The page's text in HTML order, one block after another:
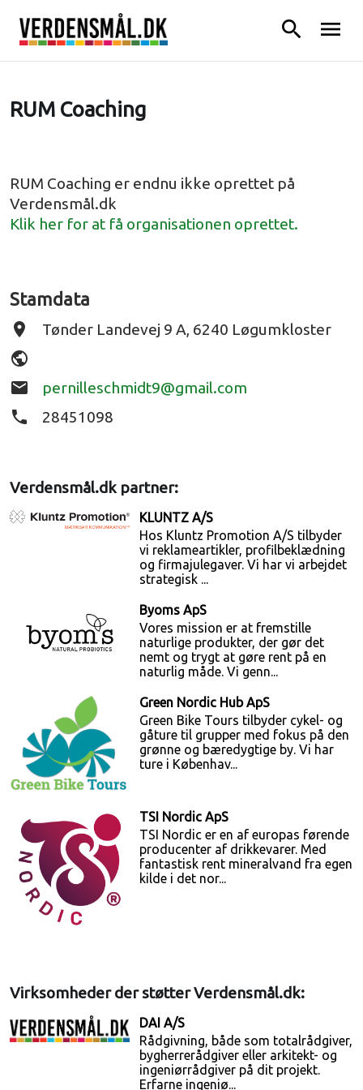
search menu
RUM Coaching
RUM Coaching er endnu ikke oprettet på
Verdensmål.dk
Klik her for at få organisationen oprettet.
Stamdata
place Tønder Landevej 9 A, 6240 Løgumkloster
public
email
pernilleschmidt9@gmail.com
phone 28451098
Verdensmål.dk partner:
KLUNTZ A/S
Hos Kluntz Promotion A/S tilbyder
vi reklameartikler, profilbeklædning
og firmajulegaver. Vi har vi arbejdet
strategisk ...
Byoms ApS
Vores mission er at fremstille
naturlige produkter, der gør det
nemt og trygt at gøre rent på en
naturlig måde. Vi genn...
Green Nordic Hub ApS
Green Bike Tours tilbyder cykel- og
gåture til grupper med fokus på den
grønne og bæredygtige by. Vi har
ture i Københav...
TSI Nordic ApS
TSI Nordic er en af europas førende
producenter af drikkevarer. Med
fantastisk rent mineralvand fra egen
kilde i det nor...
Virksomheder der støtter Verdensmål.dk:
DAI A/S
Rådgivning, både som totalrådgiver,
bygherrerådgiver eller arkitekt- og
ingeniørrådgiver på dit projekt.
Erfarne ingeniø...